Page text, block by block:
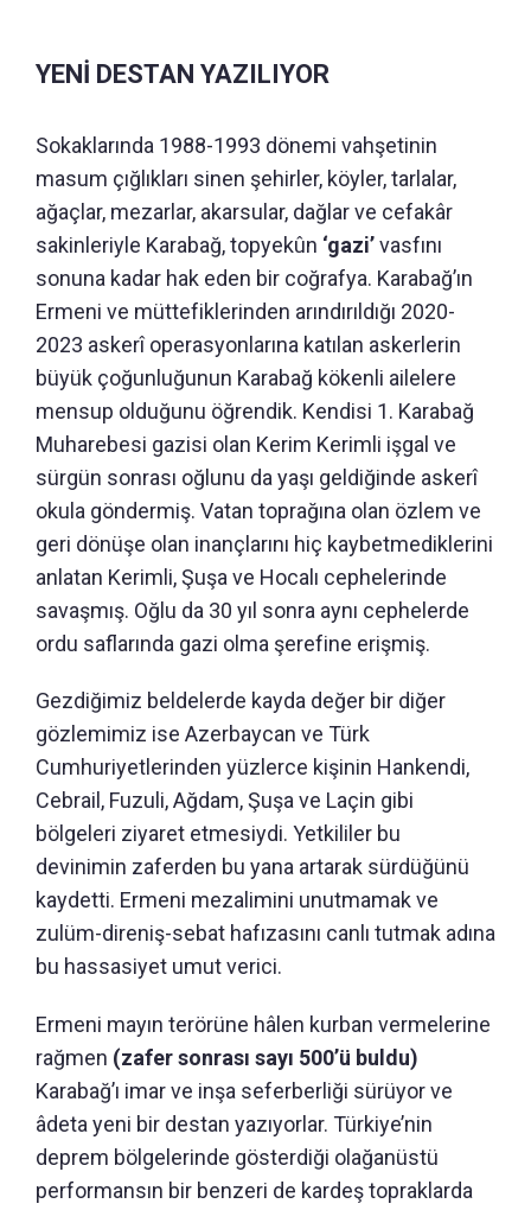
YENİ DESTAN YAZILIYOR
Sokaklarında 1988-1993 dönemi vahşetinin
masum çığlıkları sinen şehirler, köyler, tarlalar,
ağaçlar, mezarlar, akarsular, dağlar ve cefakâr
sakinleriyle Karabağ, topyekûn ‘gazi’vasfını
sonuna kadar hak eden bir coğrafya. Karabağ’ın
Ermeni ve müttefiklerinden arındırıldığı 2020-
2023 askerî operasyonlarına katılan askerlerin
büyük çoğunluğunun Karabağ kökenli ailelere
mensup olduğunu öğrendik. Kendisi 1. Karabağ
Muharebesi gazisi olan Kerim Kerimli işgal ve
sürgün sonrası oğlunu da yaşı geldiğinde askerî
okula göndermiş. Vatan toprağına olan özlem ve
geri dönüşe olan inançlarını hiç kaybetmediklerini
anlatan Kerimli, Şuşa ve Hocalı cephelerinde
savaşmış. Oğlu da 30 yıl sonra aynı cephelerde
ordu saflarında gazi olma şerefine erişmiş.
Gezdiğimiz beldelerde kayda değer bir diğer
gözlemimiz ise Azerbaycan ve Türk
Cumhuriyetlerinden yüzlerce kişinin Hankendi,
Cebrail, Fuzuli, Ağdam, Şuşa ve Laçin gibi
bölgeleri ziyaret etmesiydi. Yetkililer bu
devinimin zaferden bu yana artarak sürdüğünü
kaydetti. Ermeni mezalimini unutmamak ve
zulüm-direniş-sebat hafızasını canlı tutmak adına
bu hassasiyet umut verici.
Ermeni mayın terörüne hâlen kurban vermelerine
rağmen (zafer sonrası sayı 500’ü buldu)
Karabağ’ı imar ve inşa seferberliği sürüyor ve
âdeta yeni bir destan yazıyorlar. Türkiye’nin
deprem bölgelerinde gösterdiği olağanüstü
performansın bir benzeri de kardeş topraklarda